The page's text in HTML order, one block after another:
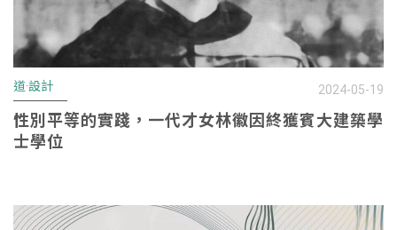
道·設計 2024-05-19
性別平等的實踐，一代才女林徽因終獲賓大建築學
士學位